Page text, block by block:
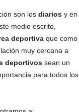
son los diariosy en
medio escrito,
deportivaque como
muy cercana a
deportivossean un
para todos los